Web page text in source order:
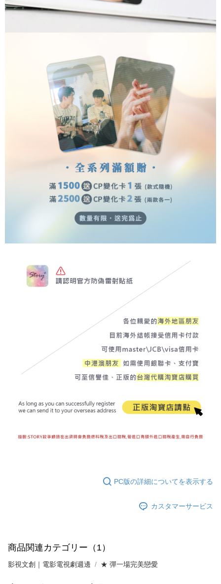
PC版の詳細についてを表示する
カスタマーサービス
商品関連カテゴリー（1）
影視文創｜電影電視劇週邊 ★ 彈一場完美戀愛